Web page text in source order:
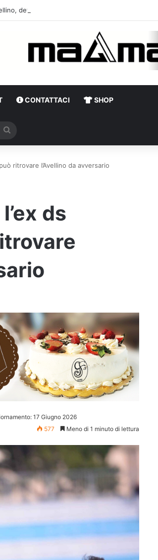
definita una doppia cessione. E sullo sfondo…
CONTATTACI SHOP
ritrovare l’Avellino da avversario
ds
17 Giugno 2026
577
Meno di 1 minuto di lettura